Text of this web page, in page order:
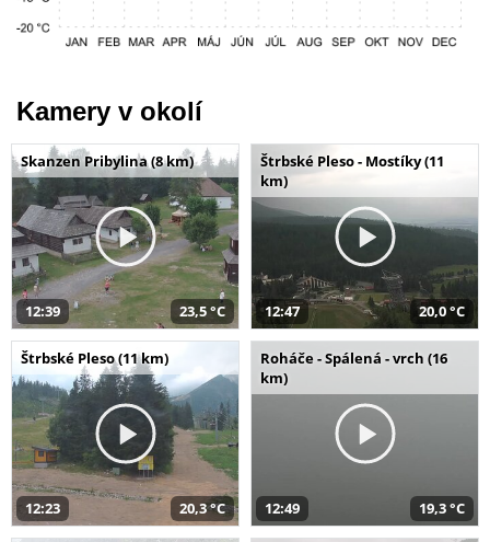
Kamery v okolí
Skanzen Pribylina (8 km)
12:39 23,5 °C
Štrbské Pleso - Mostíky (11
km)
12:47 20,0 °C
Štrbské Pleso (11 km)
12:23 20,3 °C
Roháče - Spálená - vrch (16
km)
12:49 19,3 °C